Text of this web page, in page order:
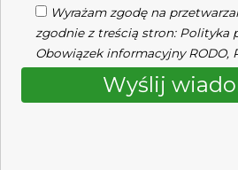
Wyrażam zgodę na
zgodnie z treścią stron: Polityka
Obowiązek informacyjny RODO,